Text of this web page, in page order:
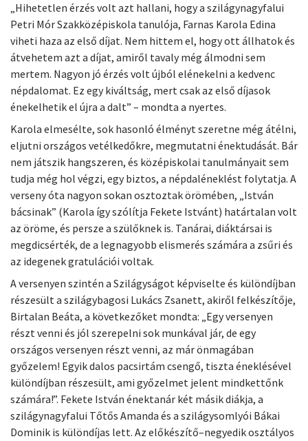
„Hihetetlen érzés volt azt hallani, hogy a szilágynagyfalui
Petri Mór Szakközépiskola tanulója, Farnas Karola Edina
viheti haza az első díjat. Nem hittem el, hogy ott állhatok és
átvehetem azt a díjat, amiről tavaly még álmodni sem
mertem. Nagyon jó érzés volt újból elénekelni a kedvenc
népdalomat. Ez egy kiváltság, mert csak az első díjasok
énekelhetik el újra a dalt” – mondta a nyertes.
Karola elmesélte, sok hasonló élményt szeretne még átélni,
eljutni országos vetélkedőkre, megmutatni énektudását. Bár
nem játszik hangszeren, és középiskolai tanulmányait sem
tudja még hol végzi, egy biztos, a népdaléneklést folytatja. A
verseny óta nagyon sokan osztoztak örömében, „István
bácsinak” (Karola így szólítja Fekete Istvánt) határtalan volt
az öröme, és persze a szülőknek is. Tanárai, diáktársai is
megdicsérték, de a legnagyobb elismerés számára a zsűri és
az idegenek gratulációi voltak.
A versenyen szintén a Szilágyságot képviselte és különdíjban
részesült a szilágybagosi Lukács Zsanett, akiről felkészítője,
Birtalan Beáta, a következőket mondta: „Egy versenyen
részt venni és jól szerepelni sok munkával jár, de egy
országos versenyen részt venni, az már önmagában
győzelem! Egyik dalos pacsirtám csengő, tiszta éneklésével
különdíjban részesült, ami győzelmet jelent mindkettőnk
számára!”. Fekete István énektanár két másik diákja, a
szilágynagyfalui Tőtős Amanda és a szilágysomlyói Bákai
Dominik is különdíjas lett. Az előkészítő–negyedik osztályos